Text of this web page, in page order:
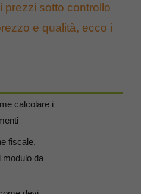
prezzi sotto controllo
e qualità, ecco i
calcolare i
fiscale,
modulo da